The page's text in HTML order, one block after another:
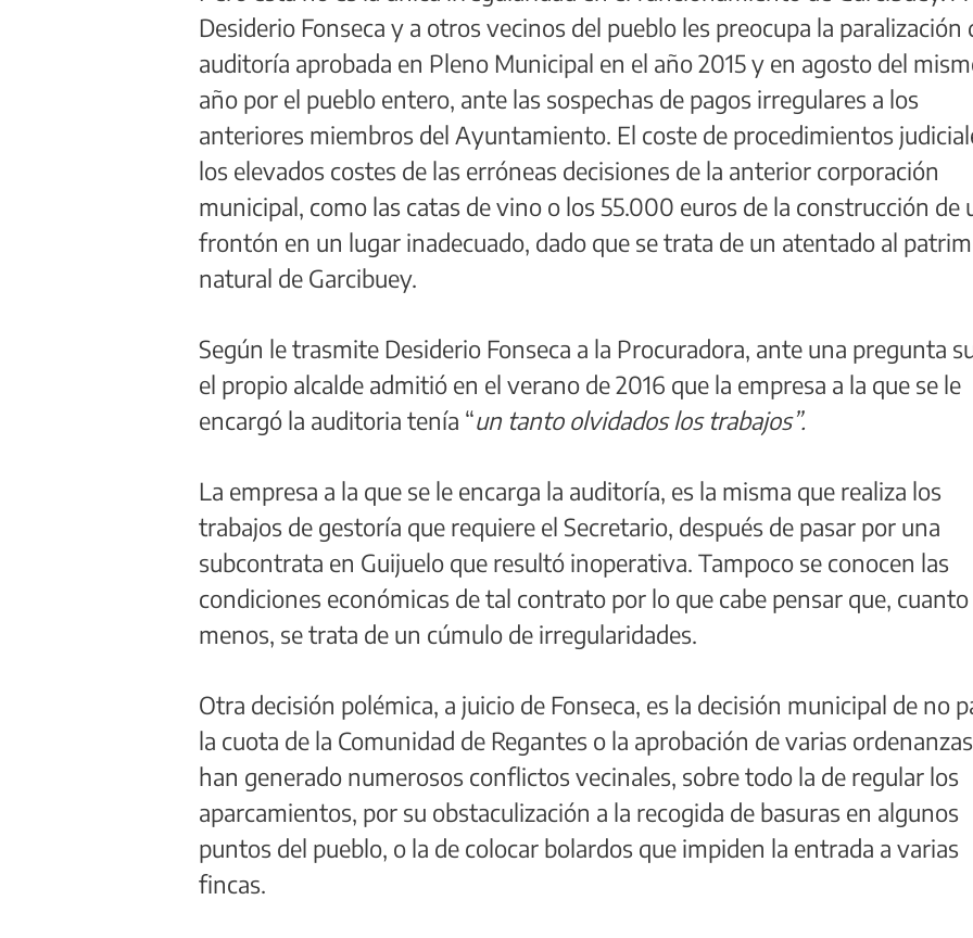
Desiderio Fonseca y a otros vecinos del pueblo les preocupa la paralización
auditoría aprobada en Pleno Municipal en el año 2015 y en agosto del
año por el pueblo entero, ante las sospechas de pagos irregulares a los
anteriores miembros del Ayuntamiento. El coste de procedimientos
los elevados costes de las erróneas decisiones de la anterior corporación
municipal, como las catas de vino o los 55.000 euros de la construcción de
frontón en un lugar inadecuado, dado que se trata de un atentado al
natural de Garcibuey.
Según le trasmite Desiderio Fonseca a la Procuradora, ante una pregunta
el propio alcalde admitió en el verano de 2016 que la empresa a la que se le
encargó la auditoria tenía “un tanto olvidados los trabajos”.
La empresa a la que se le encarga la auditoría, es la misma que realiza los
trabajos de gestoría que requiere el Secretario, después de pasar por una
subcontrata en Guijuelo que resultó inoperativa. Tampoco se conocen las
condiciones económicas de tal contrato por lo que cabe pensar que, cuanto
menos, se trata de un cúmulo de irregularidades.
Otra decisión polémica, a juicio de Fonseca, es la decisión municipal de no
la cuota de la Comunidad de Regantes o la aprobación de varias
han generado numerosos conflictos vecinales, sobre todo la de regular los
aparcamientos, por su obstaculización a la recogida de basuras en algunos
puntos del pueblo, o la de colocar bolardos que impiden la entrada a varias
fincas.